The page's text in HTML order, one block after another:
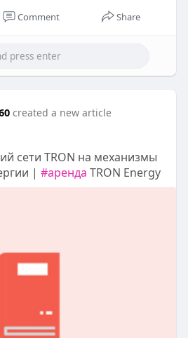
Comment Share
created a new article
сети TRON на механизмы
| #аренда TRON Energy